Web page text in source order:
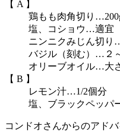
【 A 】
鶏もも肉角切り
塩、コショウ…適宜
ニンニクみじん切り
バジル（刻む）…２
オリーブオイル…大
【 B 】
レモン汁…1/2個分
塩、ブラックペッパ
コンドオさんからのアドバ